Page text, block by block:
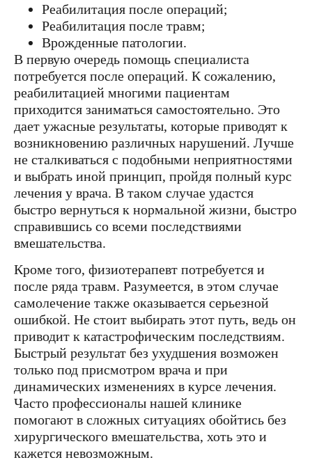
Реабилитация после операций;
Реабилитация после травм;
Врожденные патологии.
В первую очередь помощь специалиста
потребуется после операций. К сожалению,
реабилитацией многими пациентам
приходится заниматься самостоятельно. Это
дает ужасные результаты, которые приводят к
возникновению различных нарушений. Лучше
не сталкиваться с подобными неприятностями
и выбрать иной принцип, пройдя полный курс
лечения у врача. В таком случае удастся
быстро вернуться к нормальной жизни, быстро
справившись со всеми последствиями
вмешательства.
Кроме того, физиотерапевт потребуется и
после ряда травм. Разумеется, в этом случае
самолечение также оказывается серьезной
ошибкой. Не стоит выбирать этот путь, ведь он
приводит к катастрофическим последствиям.
Быстрый результат без ухудшения возможен
только под присмотром врача и при
динамических изменениях в курсе лечения.
Часто профессионалы нашей клинике
помогают в сложных ситуациях обойтись без
хирургического вмешательства, хоть это и
кажется невозможным.